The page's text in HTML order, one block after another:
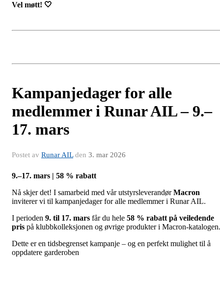
Vel møtt! 🤍
Kampanjedager for alle
medlemmer i Runar AIL – 9.–
17. mars
Postet av Runar AILden 3. mar 2026
9.–17. mars | 58 % rabatt
Nå skjer det! I samarbeid med vår utstyrsleverandørMacron
inviterer vi til kampanjedager for alle medlemmer i Runar AIL.
I perioden 9. til 17. mars får du hele 58 % rabatt på veiledende
pris på klubbkolleksjonen og øvrige produkter i Macron-katalogen.
Dette er en tidsbegrenset kampanje – og en perfekt mulighet til å
oppdatere garderoben